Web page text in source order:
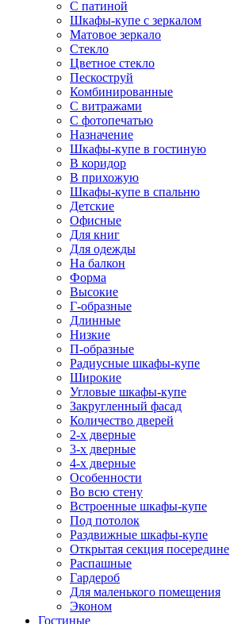
С патиной
Шкафы-купе с зеркалом
Матовое зеркало
Стекло
Цветное стекло
Пескоструй
Комбинированные
С витражами
С фотопечатью
Назначение
Шкафы-купе в гостиную
В коридор
В прихожую
Шкафы-купе в спальню
Детские
Офисные
Для книг
Для одежды
На балкон
Форма
Высокие
Г-образные
Длинные
Низкие
П-образные
Радиусные шкафы-купе
Широкие
Угловые шкафы-купе
Закругленный фасад
Количество дверей
2-х дверные
3-х дверные
4-х дверные
Особенности
Во всю стену
Встроенные шкафы-купе
Под потолок
Раздвижные шкафы-купе
Открытая секция посередине
Распашные
Гардероб
Для маленького помещения
Эконом
Гостиные